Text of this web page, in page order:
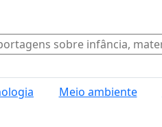
Meio ambiente